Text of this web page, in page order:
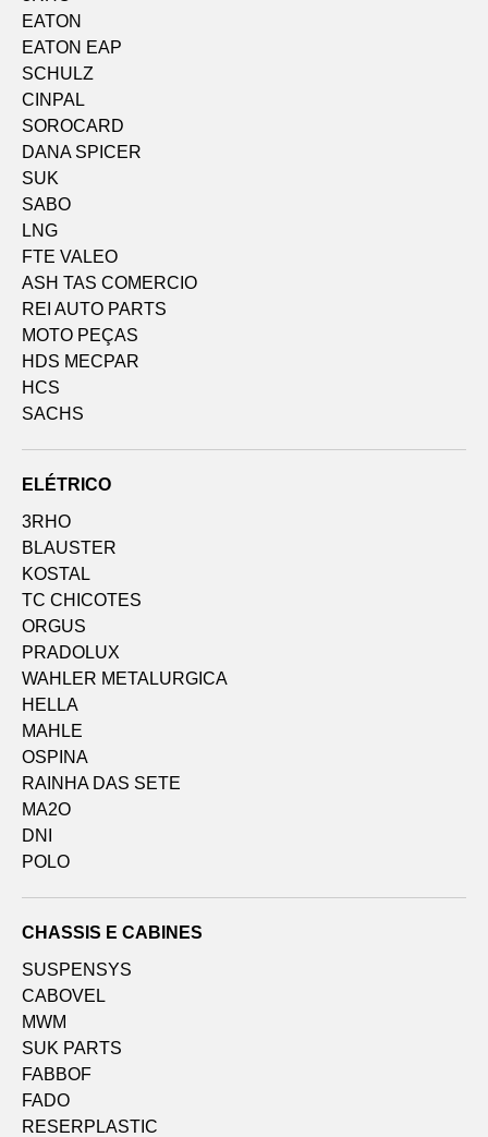
EATON
EATON EAP
SCHULZ
CINPAL
SOROCARD
DANA SPICER
SUK
SABO
LNG
FTE VALEO
ASH TAS COMERCIO
REI AUTO PARTS
MOTO PEÇAS
HDS MECPAR
HCS
SACHS
ELÉTRICO
3RHO
BLAUSTER
KOSTAL
TC CHICOTES
ORGUS
PRADOLUX
WAHLER METALURGICA
HELLA
MAHLE
OSPINA
RAINHA DAS SETE
MA2O
DNI
POLO
CHASSIS E CABINES
SUSPENSYS
CABOVEL
MWM
SUK PARTS
FABBOF
FADO
RESERPLASTIC